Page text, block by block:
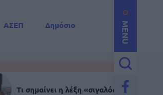
MENU
ΑΣΕΠ
Δημόσιο
Τι σημαίνει η λέξη «σιγαλός»